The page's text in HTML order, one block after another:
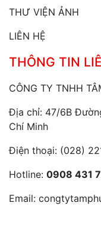
THƯ VIỆN ẢNH
LIÊN HỆ
THÔNG TIN
CÔNG TY TNHH
Địa chỉ: 47/6B
Chí Minh
Điện thoại: (028)
Hotline: 0908 431
Email: